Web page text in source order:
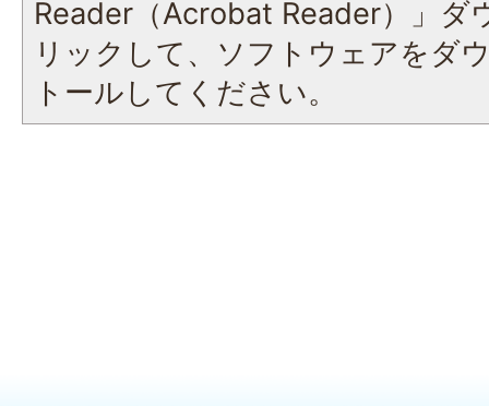
Reader（Acrobat Reader）」ダ
リックして、ソフトウェアをダ
トールしてください。